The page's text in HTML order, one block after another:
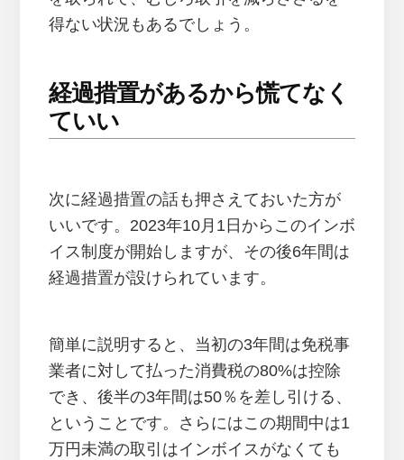
得ない状況もあるでしょう。
経過措置があるから慌てなく
ていい
次に経過措置の話も押さえておいた方が
いいです。2023年10月1日からこのインボ
イス制度が開始しますが、その後6年間は
経過措置が設けられています。
簡単に説明すると、当初の3年間は免税事
業者に対して払った消費税の80%は控除
でき、後半の3年間は50％を差し引ける、
ということです。さらにはこの期間中は1
万円未満の取引はインボイスがなくても